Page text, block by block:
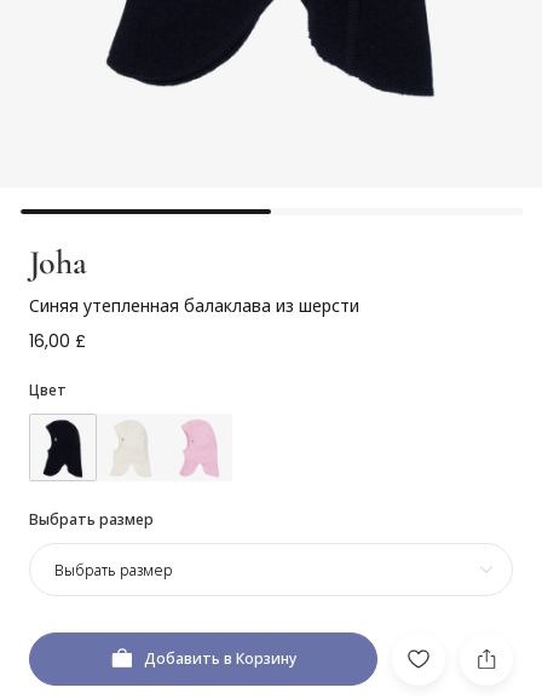
Joha
Синяя утепленная балаклава из шерсти
16,00 £
Цвет
Выбрать размер
Выбрать размер
Добавить в Корзину